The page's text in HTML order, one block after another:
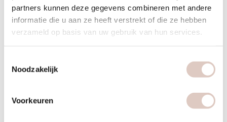
partners kunnen deze gegevens combineren met andere
informatie die u aan ze heeft verstrekt of die ze hebben
verzameld op basis van uw gebruik van hun services.
Noodzakelijk
Voorkeuren
(bybaby)!
Opkomende retreats
Een share & care
Een movement en yoga workout in de cabine door Karina